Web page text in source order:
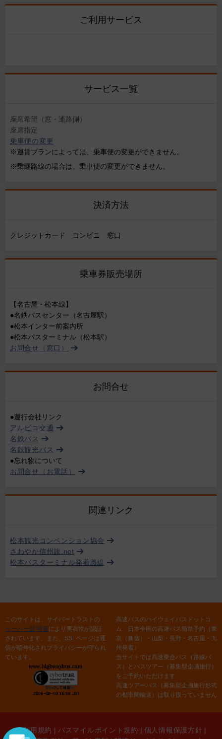
ご利用サービス
サービス一覧
座席希望（窓・通路側）
座席指定
乗車便の変更
※運賃プランによっては、乗車便の変更ができません。
※乗継路線の場合は、乗車便の変更ができません。
決済方法
クレジットカード コンビニ 窓口
乗車券販売場所
【名古屋・松本線】
●名鉄バスセンター（名古屋駅）
●松本インター前案内所
●松本バスターミナル（松本駅）
お問合せ（窓口）
お問合せ
●運行会社リンク
アルピコ交通
名鉄バス
名鉄観光バス
●忘れ物について
お問合せ（お電話）
関連リンク
松本観光コンベンション協会
さわやか信州旅.net
松本バスターミナル発着路線
このサイトは、サイバートラストの
サーバー証明書により実在性が認証
されています。また、SSLページは通
信が暗号化されプライバシーが守られ
ています。
高速バスのハイウェイバスドットコ
ム 日本全国の高速バス簡単予約（東
京（新宿）・山梨・長野・名古屋・九
州発着）
当サイトでは高速乗合バス（路線バ
ス）とバスツアー（募集型企画旅行）
をご予約いただけます
高速ツアーバス（募集型企画旅行形式
の都市間輸送）は取り扱っていません
ご利用規約 | バスマイルポイント規約 | 個人情報保護方針 |